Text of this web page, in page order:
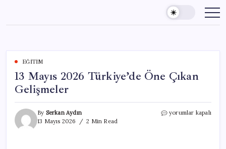
content
EĞITIM
13 Mayıs 2026 Türkiye’de Öne Çıkan
Gelişmeler
By Serkan Aydın
13 Mayıs 2026
2 Min Read
13
yorumlar kapalı